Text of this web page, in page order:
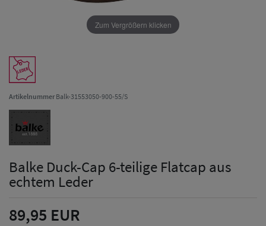
Zum Vergrößern klicken
ArtikelnummerBalk-31553050-900-55/S
Balke Duck-Cap 6-teilige Flatcap aus
echtem Leder
89,95 EUR